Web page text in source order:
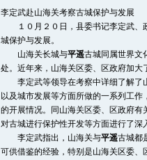
李定武赴山海关考察古城保护与发展
１０月２０日，县委书记李定武、
城保护与发展。
山海关长城与平遥古城同属世界文
处。近年来，山海关区委、区政府加
李定武等领导在考察中详细了解了
以及城市发展等方面所做的一系列工
的开展情况。同山海关区委、区政府
对古城进行保护性开发等方面进行了深
李定武指出，山海关与平遥古城都
可供借鉴的经验，特别是山海关区委